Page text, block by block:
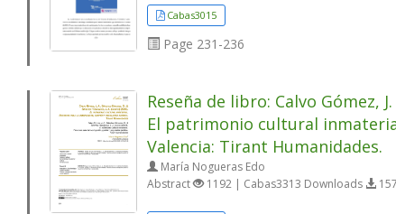
Cabas3015
Page 231-236
Reseña de libro: Calvo Gómez,
El patrimonio cultural
Valencia: Tirant Humanidades.
María Nogueras Edo
Abstract
1192 | Cabas3313 Downloads 157